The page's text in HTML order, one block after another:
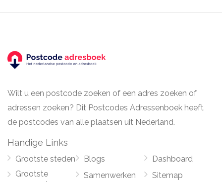
Wilt u een postcode zoeken of een adres zoeken of
adressen zoeken? Dit Postcodes Adressenboek heeft
de postcodes van alle plaatsen uit Nederland.
Handige Links
Grootste steden
Grootste
Blogs
Samenwerken
Dashboard
Sitemap